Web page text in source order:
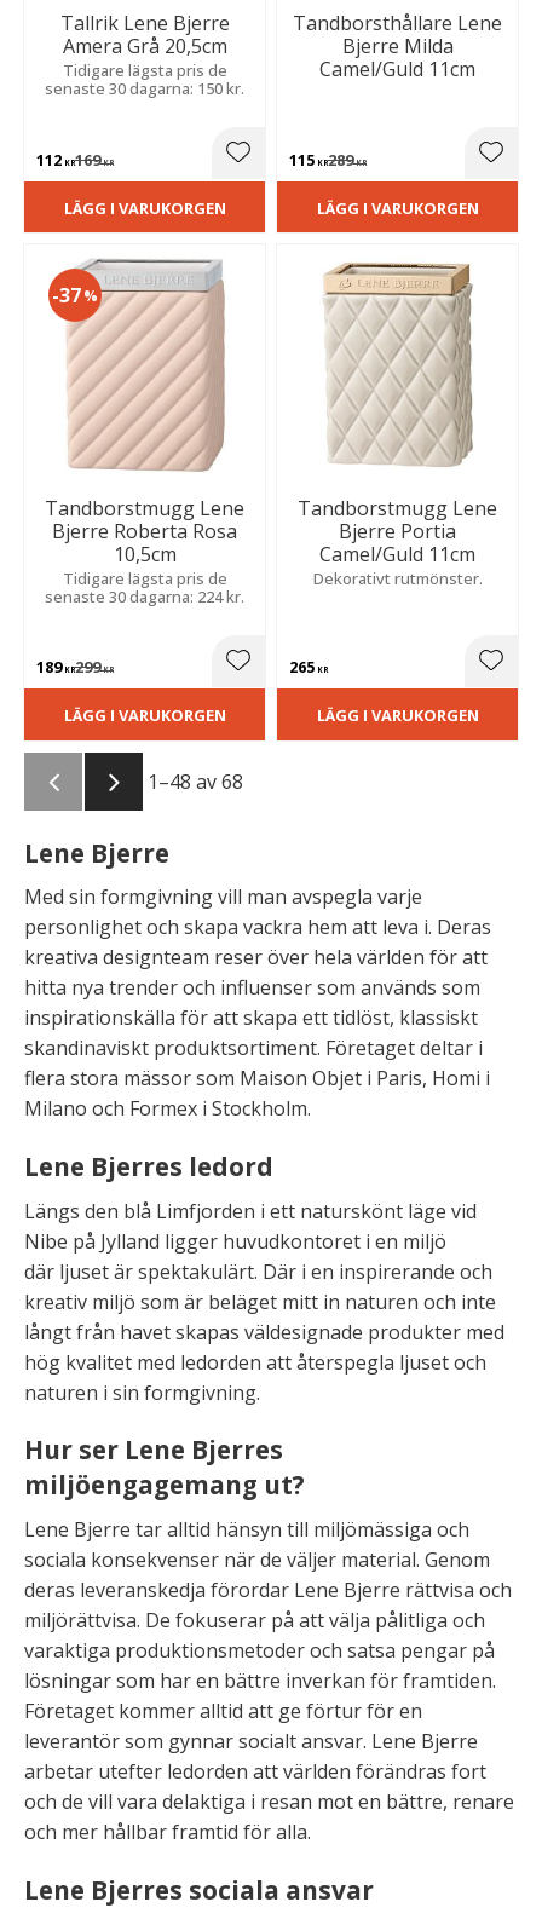
Tallrik Lene Bjerre
Amera Grå 20,5cm
Tidigare lägsta pris de
senaste 30 dagarna: 150 kr.
112 KR169KR Lägg till i favoriter
LÄGG I VARUKORGEN
Tandborsthållare Lene
Bjerre Milda
Camel/Guld 11cm
115 KR289KR
LÄGG I VARUKORGEN
Tandborstmugg Lene
Bjerre Roberta Rosa
10,5cm
Tidigare lägsta pris de
senaste 30 dagarna: 224 kr.
189KR299KR
37%
Lägg till i favoriter
LÄGG I VARUKORGEN
Tandborstmugg Lene
Bjerre Portia
Camel/Guld 11cm
Dekorativt rutmönster.
265 KR
LÄGG I VARUKORGEN
1–48 av68
Lene Bjerre
Med sin formgivning vill man avspegla varje
personlighet och skapa vackra hem att leva i. Deras
kreativa designteam reser över hela världen för att
hitta nya trender och influenser som används som
inspirationskälla för att skapa ett tidlöst, klassiskt
skandinaviskt produktsortiment. Företaget deltar i
flera stora mässor som Maison Objet i Paris, Homi i
Milano och Formex i Stockholm.
Lene Bjerres ledord
Längs den blå Limfjorden i ett naturskönt läge vid
Nibe på Jylland ligger huvudkontoret i en miljö
där ljuset är spektakulärt. Där i en inspirerande och
kreativ miljö som är beläget mitt in naturen och inte
långt från havet skapas väldesignade produkter med
hög kvalitet med ledorden att återspegla ljuset och
naturen i sin formgivning.
Hur ser Lene Bjerres
miljöengagemang ut?
Lene Bjerre tar alltid hänsyn till miljömässiga och
sociala konsekvenser när de väljer material. Genom
deras leveranskedja förordar Lene Bjerre rättvisa och
miljörättvisa. De fokuserar på att välja pålitliga och
varaktiga produktionsmetoder och satsa pengar på
lösningar som har en bättre inverkan för framtiden.
Företaget kommer alltid att ge förtur för en
leverantör som gynnar socialt ansvar. Lene Bjerre
arbetar utefter ledorden att världen förändras fort
och de vill vara delaktiga i resan mot en bättre, renare
och mer hållbar framtid för alla.
Lene Bjerres sociala ansvar